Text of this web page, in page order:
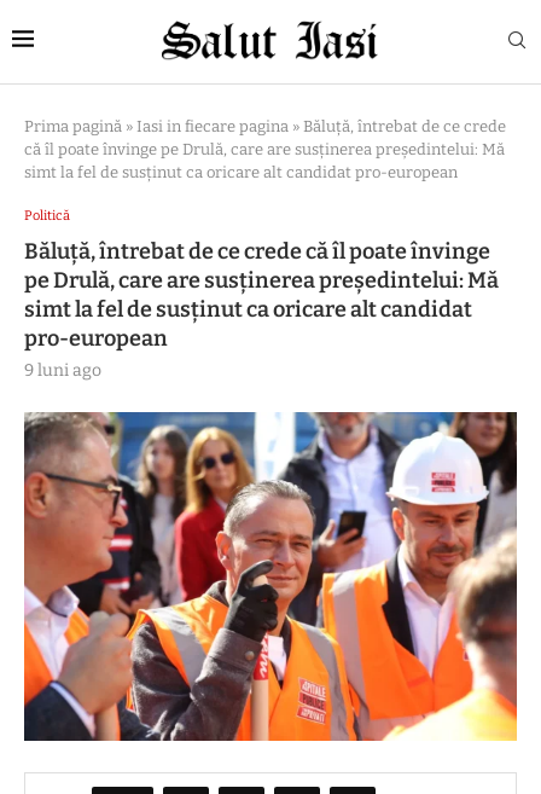
Prima pagină » Iasi in fiecare pagina » Băluţă, întrebat de ce crede
că îl poate învinge pe Drulă, care are susţinerea preşedintelui: Mă
simt la fel de susţinut ca oricare alt candidat pro-european
Politică
Băluţă, întrebat de ce crede că îl poate învinge
pe Drulă, care are susţinerea preşedintelui: Mă
simt la fel de susţinut ca oricare alt candidat
pro-european
9 luni ago